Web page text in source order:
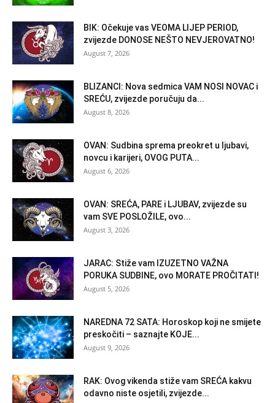
BIK: Očekuje vas VEOMA LIJEP PERIOD,
zvijezde DONOSE NEŠTO NEVJEROVATNO!
August 7, 2026
BLIZANCI: Nova sedmica VAM NOSI NOVAC i
SREĆU, zvijezde poručuju da...
August 8, 2026
OVAN: Sudbina sprema preokret u ljubavi,
novcu i karijeri, OVOG PUTA...
August 6, 2026
OVAN: SREĆA, PARE i LJUBAV, zvijezde su
vam SVE POSLOŽILE, ovo...
August 3, 2026
JARAC: Stiže vam IZUZETNO VAŽNA
PORUKA SUDBINE, ovo MORATE PROČITATI!
August 5, 2026
NAREDNA 72 SATA: Horoskop koji ne smijete
preskočiti – saznajte KOJE...
August 9, 2026
RAK: Ovog vikenda stiže vam SREĆA kakvu
odavno niste osjetili, zvijezde...